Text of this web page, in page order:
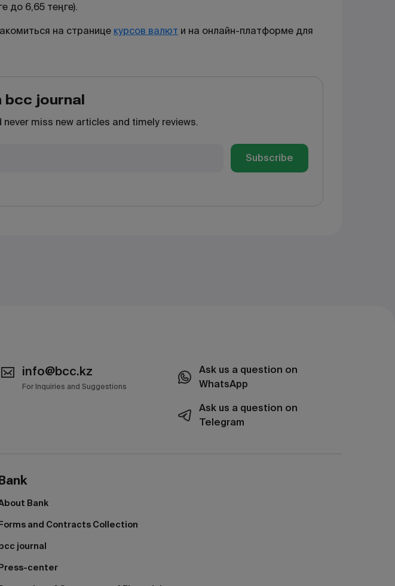
до 6,65 теңге).
на странице курсов валют и на онлайн-платформе для
bcc journal
miss new articles and timely reviews.
Subscribe
info@bcc.kz
For Inquiries and Suggestions
Ask us a question on
WhatsApp
Ask us a question on
Telegram
Bank
and Contracts Collection
journal
center